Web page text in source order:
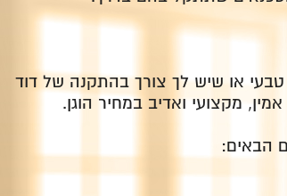
או שיש לך צורך בהתקנה של דוד
מקצועי ואדיב במחיר הוגן.
הבאים: